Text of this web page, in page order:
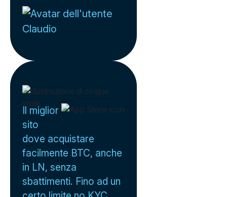
Claudio
Il miglior
sito
dove acquistare
facilmente BTC, anche
in LN, senza
sbattimenti. Fino ad un